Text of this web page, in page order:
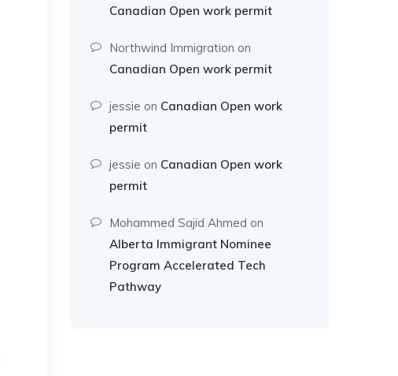
Canadian Open work permit
Northwind Immigration on
Canadian Open work permit
jessie on Canadian Open work
permit
jessie on Canadian Open work
permit
Mohammed Sajid Ahmed on
Alberta Immigrant Nominee
Program Accelerated Tech
Pathway